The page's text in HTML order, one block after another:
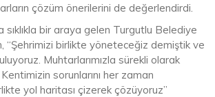
çözüm önerilerini de değerlendirdi.
sıklıkla bir araya gelen Turgutlu Belediye
“Şehrimizi birlikte yöneteceğiz demiştik ve
Muhtarlarımızla sürekli olarak
sorunlarını her zaman
yol haritası çizerek çözüyoruz”